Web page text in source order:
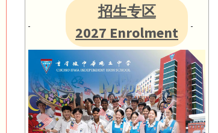
招生专区
2027 Enrolment